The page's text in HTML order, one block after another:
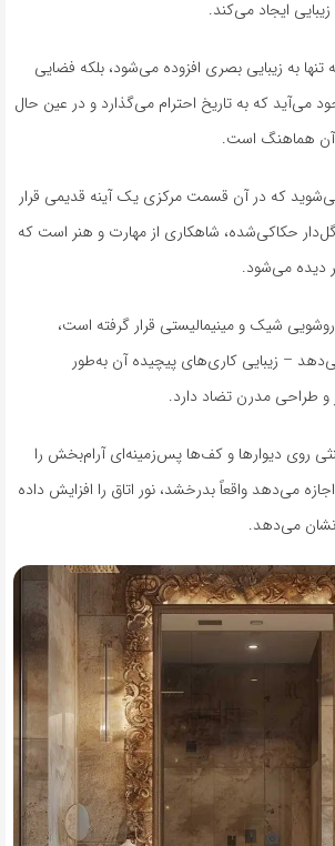
ایجاد می‌کند.
تنها به زیبایی بصری افزوده می‌شود، بلکه فضایی
می‌آید که به تاریخ احترام می‌گذارد و در عین حال
آن هماهنگ است.
که در آن قسمت مرکزی یک آینه قدیمی قرار
گل‌دار حکاکی‌شده، شاهکاری از مهارت و هنر است که
دیده می‌شود.
شیک و مینیمالیستی قرار گرفته است،
– زیبایی کاری‌های پیچیده آن به‌طور
طراحی مدرن تضاد دارد.
روی دیوارها و کف‌ها پس‌زمینه‌ای آرام‌بخش را
می‌دهد واقعاً بدرخشد، نور اتاق را افزایش داده
نشان می‌دهد.